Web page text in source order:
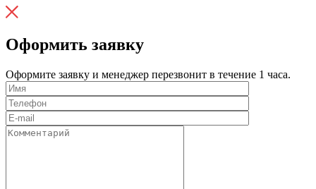
Оформить заявку
Оформите заявку и менеджер перезвонит в течение 1 часа.